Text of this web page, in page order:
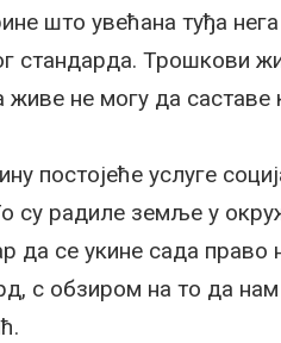
што увећана туђа
стандарда. Трошкови
не могу да саставе
постојеће услуге
су радиле земље у
да се укине сада
с обзиром на то да